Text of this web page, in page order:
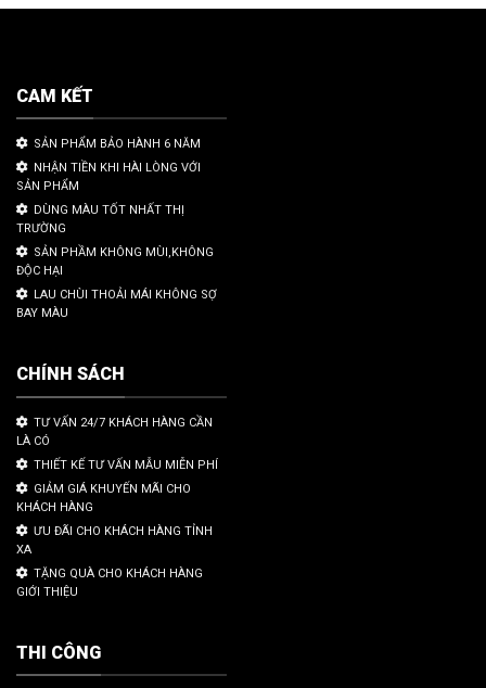
CAM KẾT
SẢN PHẨM BẢO HÀNH 6 NĂM
NHẬN TIỀN KHI HÀI LÒNG VỚI
SẢN PHẨM
DÙNG MÀU TỐT NHẤT THỊ
TRƯỜNG
SẢN PHẦM KHÔNG MÙI,KHÔNG
ĐỘC HẠI
LAU CHÙI THOẢI MÁI KHÔNG SỢ
BAY MÀU
CHÍNH SÁCH
TƯ VẤN 24/7 KHÁCH HÀNG CẦN
LÀ CÓ
THIẾT KẾ TƯ VẤN MẪU MIỄN PHÍ
GIẢM GIÁ KHUYẾN MÃI CHO
KHÁCH HÀNG
ƯU ĐÃI CHO KHÁCH HÀNG TỈNH
XA
TẶNG QUÀ CHO KHÁCH HÀNG
GIỚI THIỆU
THI CÔNG